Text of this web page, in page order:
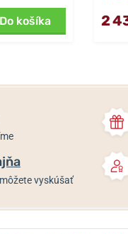
Do košíka 2
vyskúšať